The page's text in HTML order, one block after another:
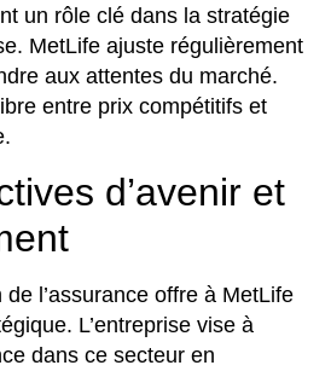
un rôle clé dans la stratégie
MetLife ajuste régulièrement
aux attentes du marché.
entre prix compétitifs et
d’avenir et
l’assurance offre à MetLife
L’entreprise vise à
dans ce secteur en